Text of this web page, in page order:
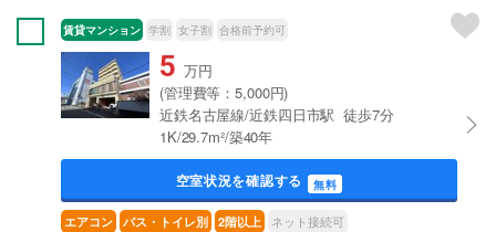
賃貸マンション 学割 女子割 合格前予約可
5 万円
(管理費等：5,000円)
近鉄名古屋線/近鉄四日市駅 徒歩7分
1K/29.7m²/築40年
空室状況を確認する 無料
エアコン バス・トイレ別 2階以上 ネット接続可